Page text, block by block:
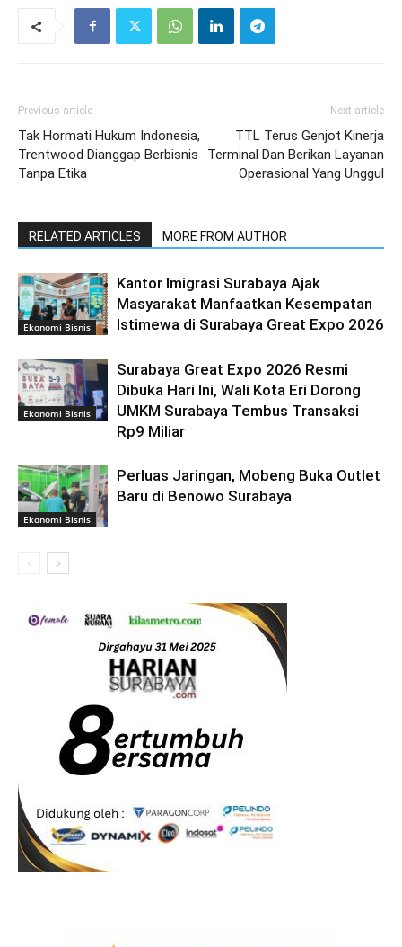
Previous article
Tak Hormati Hukum Indonesia,
Trentwood Dianggap Berbisnis
Tanpa Etika
Next article
TTL Terus Genjot Kinerja
Terminal Dan Berikan Layanan
Operasional Yang Unggul
RELATED ARTICLES MORE FROM AUTHOR
Ekonomi Bisnis
Kantor Imigrasi Surabaya Ajak
Masyarakat Manfaatkan Kesempatan
Istimewa di Surabaya Great Expo 2026
Ekonomi Bisnis
Surabaya Great Expo 2026 Resmi
Dibuka Hari Ini, Wali Kota Eri Dorong
UMKM Surabaya Tembus Transaksi
Rp9 Miliar
Ekonomi Bisnis
Perluas Jaringan, Mobeng Buka Outlet
Baru di Benowo Surabaya